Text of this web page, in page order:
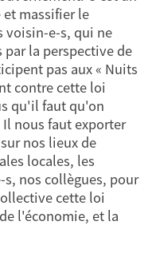
massifier le
voisin-e-s, qui ne
la perspective de
pas aux « Nuits
contre cette loi
qu'il faut qu'on
nous faut exporter
nos lieux de
locales, les
nos collègues, pour
cette loi
l'économie, et la